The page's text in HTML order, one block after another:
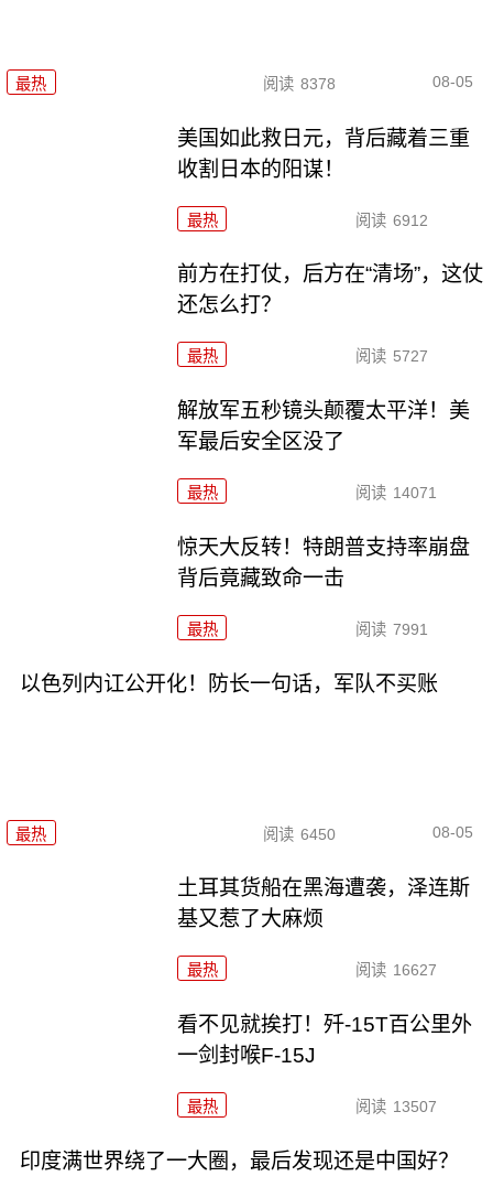
最热 阅读 8378 08-05
美国如此救日元，背后藏着三重
收割日本的阳谋！
最热 阅读 6912
前方在打仗，后方在“清场”，这仗
还怎么打？
最热 阅读 5727
解放军五秒镜头颠覆太平洋！美
军最后安全区没了
最热 阅读 14071
惊天大反转！特朗普支持率崩盘
背后竟藏致命一击
最热 阅读 7991
以色列内讧公开化！防长一句话，军队不买账
最热 阅读 6450 08-05
土耳其货船在黑海遭袭，泽连斯
基又惹了大麻烦
最热 阅读 16627
看不见就挨打！歼-15T百公里外
一剑封喉F-15J
最热 阅读 13507
印度满世界绕了一大圈，最后发现还是中国好？